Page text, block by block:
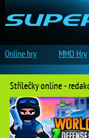
Střílečky online -
Online hry MMO Hry